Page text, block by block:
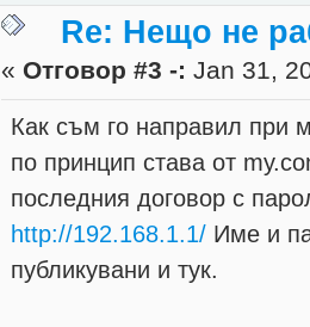
Re: Нещо не
« Отговор #3 -: Jan 31,
Как съм го направил при
по принцип става от
последния договор с
http://192.168.1.1/ Име и
публикувани и тук.